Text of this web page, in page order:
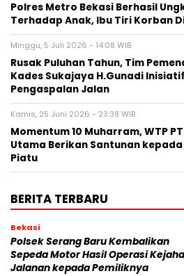
Polres Metro Bekasi Berhasil
Terhadap Anak, Ibu Tiri Korban
Minggu, 5 Juli 2026 - 14:08 WIB
Rusak Puluhan Tahun, Tim
Kades Sukajaya H.Gunadi
Pengaspalan Jalan
Kamis, 25 Juni 2026 - 23:38 WIB
Momentum 10 Muharram, WTP
Utama Berikan Santunan
Piatu
BERITA TERBARU
Bekasi
Polsek Serang Baru Kembalikan
Sepeda Motor Hasil Operasi
Jalanan kepada Pemiliknya